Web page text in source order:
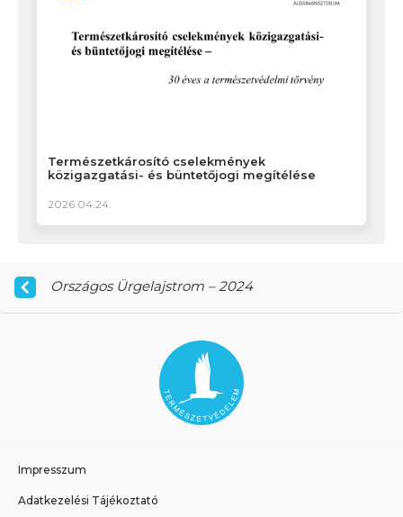
Természetkárosító cselekmények
közigazgatási- és büntetőjogi megítélése
2026.04.24.
Országos Ürgelajstrom – 2024
Impresszum
Adatkezelési Tájékoztató